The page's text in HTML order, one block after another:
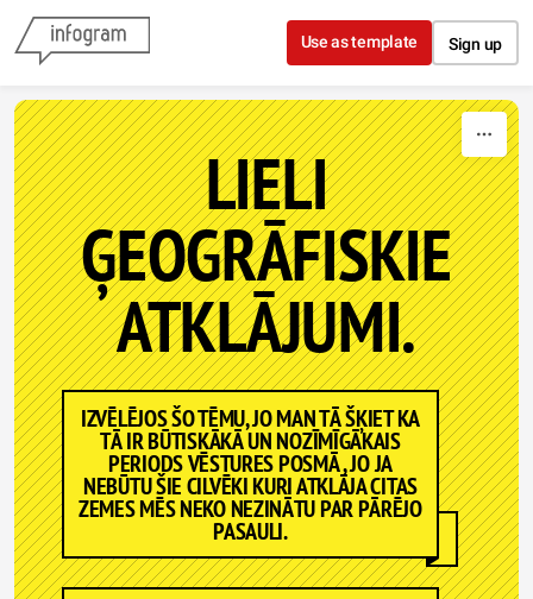
Skip to content
Use as template Sign up
LIELI
ĢEOGRĀFISKIE
ATKLĀJUMI.
IZVĒLĒJOS ŠO TĒMU, JO MAN TĀ ŠĶIET KA
TĀ IR BŪTISKĀKĀ UN NOZĪMĪGĀKAIS
PERIODS VĒSTURES POSMĀ , JO JA
NEBŪTU ŠIE CILVĒKI KURI ATKLĀJA CITAS
ZEMES MĒS NEKO NEZINĀTU PAR PĀRĒJO
PASAULI.